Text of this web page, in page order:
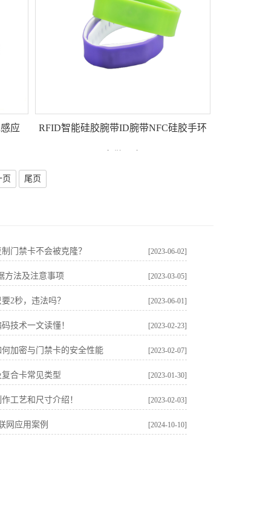
应 RFID智能硅胶腕带ID腕带NFC硅胶手环
页 尾页
门禁卡不会被克隆？ [2023-06-02]
方法及注意事项 [2023-03-05]
2秒，违法吗？ [2023-06-01]
技术一文读懂！ [2023-02-23]
加密与门禁卡的安全性能 [2023-02-07]
合卡常见类型 [2023-01-30]
工艺和尺寸介绍！ [2023-02-03]
网应用案例 [2024-10-10]